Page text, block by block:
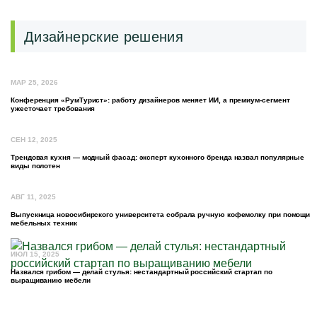
Дизайнерские решения
МАР 25, 2026
Конференция «РумТурист»: работу дизайнеров меняет ИИ, а премиум-сегмент
ужесточает требования
СЕН 12, 2025
Трендовая кухня — модный фасад: эксперт кухонного бренда назвал популярные
виды полотен
АВГ 11, 2025
Выпускница новосибирского университета собрала ручную кофемолку при помощи
мебельных техник
ИЮЛ 15, 2025
Назвался грибом — делай стулья: нестандартный российский стартап по
выращиванию мебели